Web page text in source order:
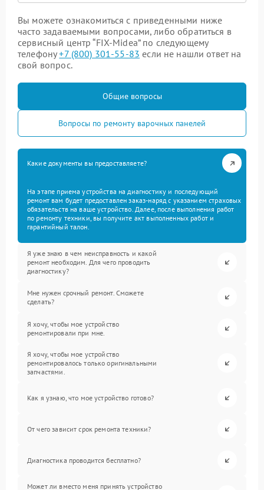
Вы можете ознакомиться с приведенными ниже
часто задаваемыми вопросами, либо обратиться в
сервисный центр “FIX-Midea” по следующему
телефону+7 (800) 301-55-83 если не нашли ответ на
свой вопрос.
Общие вопросы
Вопросы по ремонту варочных панелей
Какие документы вы предоставляете?
На этапе приема устройства на диагностику и последующий
ремонт вам будет предоставлен заказ-наряд с указанием страховых
обязательств на ваше устройство. Далее, после выполнения работ
по ремонту техники, вы получите акт выполненных работ и
гарантийный талон.
Я уже знаю в чем неисправность и какой
ремонт необходим. Для чего проводить
диагностику?
Мне нужен срочный ремонт. Сможете
сделать?
Я хочу, чтобы мое устройство
ремонтировали при мне.
Я хочу, чтобы мое устройство
ремонтировалось только оригинальными
запчастями.
Как я узнаю, что мое устройство готово?
От чего зависит срок ремонта техники?
Диагностика проводится бесплатно?
Может ли вместо меня принять устройство